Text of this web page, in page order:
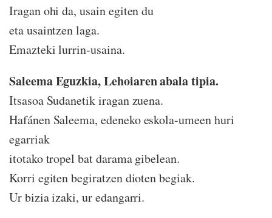
Iragan ohi da, usain egiten du
eta usaintzen laga.
Emazteki lurrin-usaina.
Saleema Eguzkia, Lehoiaren abala tipia.
Itsasoa Sudanetik iragan zuena.
Hafánen Saleema, edeneko eskola-umeen huri
egarriak
itotako tropel bat darama gibelean.
Korri egiten begiratzen dioten begiak.
Ur bizia izaki, ur edangarri.